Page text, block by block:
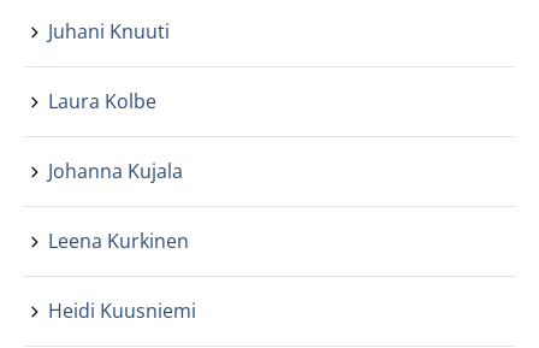
Juhani Knuuti
Laura Kolbe
Johanna Kujala
Leena Kurkinen
Heidi Kuusniemi